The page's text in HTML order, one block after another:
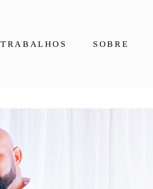
TRABALHOS SOBRE